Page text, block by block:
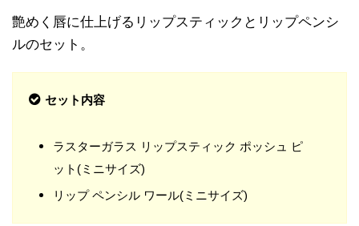
艶めく唇に仕上げるリップスティックとリップペンシ
ルのセット。
セット内容
ラスターガラス リップスティック ポッシュ ピ
ット(ミニサイズ)
リップ ペンシル ワール(ミニサイズ)